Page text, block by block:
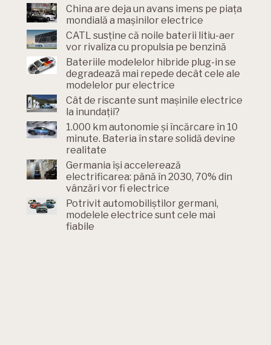
China are deja un avans imens pe piața
mondială a mașinilor electrice
CATL susține că noile baterii litiu-aer
vor rivaliza cu propulsia pe benzină
Bateriile modelelor hibride plug-in se
degradează mai repede decât cele ale
modelelor pur electrice
Cât de riscante sunt mașinile electrice
la inundații?
1.000 km autonomie și încărcare în 10
minute. Bateria în stare solidă devine
realitate
Germania își accelerează
electrificarea: până în 2030, 70% din
vânzări vor fi electrice
Potrivit automobiliștilor germani,
modelele electrice sunt cele mai
fiabile